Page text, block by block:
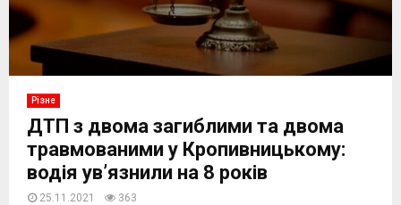
Різне
ДТП з двома загиблими та двома
травмованими у Кропивницькому:
водія ув’язнили на 8 років
25.11.2021 363